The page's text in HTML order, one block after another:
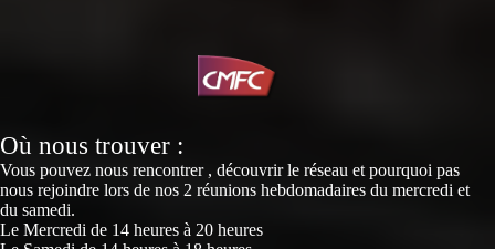
Où nous trouver :
Vous pouvez nous rencontrer , découvrir le réseau et pourquoi pas
nous rejoindre lors de nos 2 réunions hebdomadaires du mercredi et
du samedi.
Le Mercredi de 14 heures à 20 heures